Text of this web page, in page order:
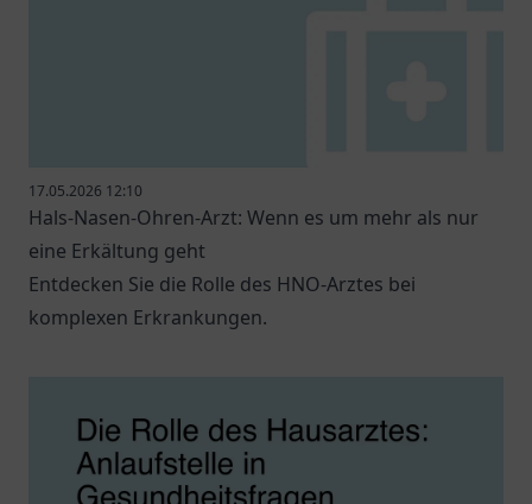
17.05.2026 12:10
Hals-Nasen-Ohren-Arzt: Wenn es um mehr als nur
eine Erkältung geht
Entdecken Sie die Rolle des HNO-Arztes bei
komplexen Erkrankungen.